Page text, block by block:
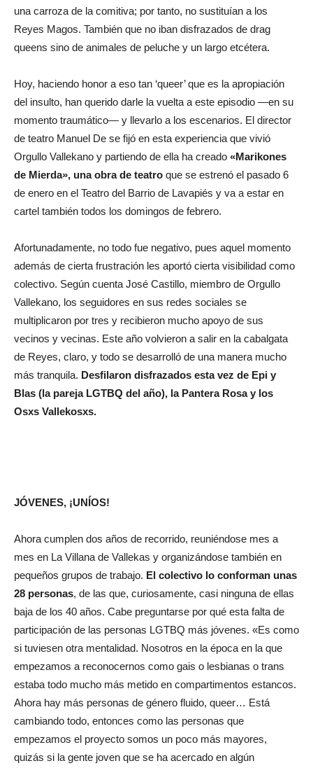
una carroza de la comitiva; por tanto, no sustituían a los
Reyes Magos. También que no iban disfrazados de drag
queens sino de animales de peluche y un largo etcétera.
Hoy, haciendo honor a eso tan ‘queer’ que es la apropiación
del insulto, han querido darle la vuelta a este episodio —en su
momento traumático— y llevarlo a los escenarios. El director
de teatro Manuel De se fijó en esta experiencia que vivió
Orgullo Vallekano y partiendo de ella ha creado «Marikones
de Mierda», una obra de teatro que se estrenó el pasado 6
de enero en el Teatro del Barrio de Lavapiés y va a estar en
cartel también todos los domingos de febrero.
Afortunadamente, no todo fue negativo, pues aquel momento
además de cierta frustración les aportó cierta visibilidad como
colectivo. Según cuenta José Castillo, miembro de Orgullo
Vallekano, los seguidores en sus redes sociales se
multiplicaron por tres y recibieron mucho apoyo de sus
vecinos y vecinas. Este año volvieron a salir en la cabalgata
de Reyes, claro, y todo se desarrolló de una manera mucho
más tranquila. Desfilaron disfrazados esta vez de Epi y
Blas (la pareja LGTBQ del año), la Pantera Rosa y los
Osxs Vallekosxs.
JÓVENES, ¡UNÍOS!
Ahora cumplen dos años de recorrido, reuniéndose mes a
mes en La Villana de Vallekas y organizándose también en
pequeños grupos de trabajo. El colectivo lo conforman unas
28 personas, de las que, curiosamente, casi ninguna de ellas
baja de los 40 años. Cabe preguntarse por qué esta falta de
participación de las personas LGTBQ más jóvenes. «Es como
si tuviesen otra mentalidad. Nosotros en la época en la que
empezamos a reconocernos como gais o lesbianas o trans
estaba todo mucho más metido en compartimentos estancos.
Ahora hay más personas de género fluido, queer… Está
cambiando todo, entonces como las personas que
empezamos el proyecto somos un poco más mayores,
quizás si la gente joven que se ha acercado en algún